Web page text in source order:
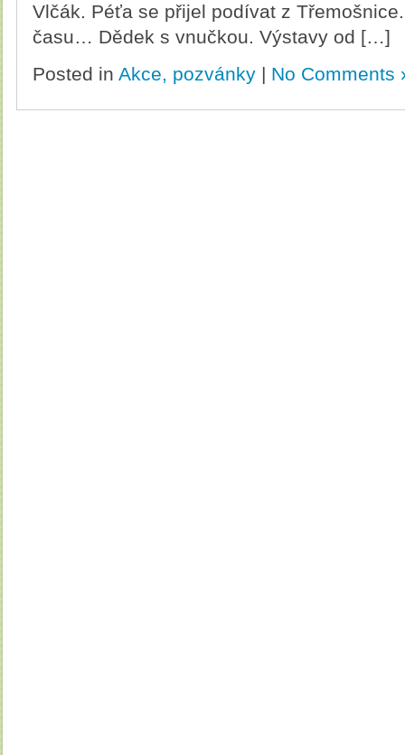
Vlčák. Péťa se přijel podívat z
času… Dědek s vnučkou. Výstavy od […]
Posted in Akce, pozvánky | No Comments